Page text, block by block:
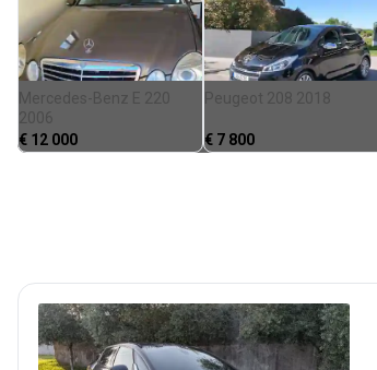
Mercedes-Benz E 220
€ 12 000
Peugeot 208 2018
€ 7 800